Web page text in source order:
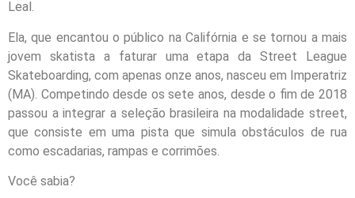
Leal.
Ela, que encantou o público na Califórnia e se tornou a mais
jovem skatista a faturar uma etapa da Street League
Skateboarding, com apenas onze anos, nasceu em Imperatriz
(MA). Competindo desde os sete anos, desde o fim de 2018
passou a integrar a seleção brasileira na modalidade street,
que consiste em uma pista que simula obstáculos de rua
como escadarias, rampas e corrimões.
Você sabia?